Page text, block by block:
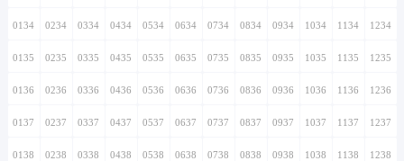
0134 0234 0334 0434 0534 0634 0734 0834 0934 1034 1134 1234
0135 0235 0335 0435 0535 0635 0735 0835 0935 1035 1135 1235
0136 0236 0336 0436 0536 0636 0736 0836 0936 1036 1136 1236
0137 0237 0337 0437 0537 0637 0737 0837 0937 1037 1137 1237
0138 0238 0338 0438 0538 0638 0738 0838 0938 1038 1138 1238